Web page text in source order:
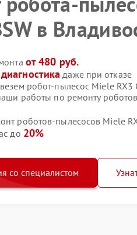
в
от 480 руб.
даже при отказе
робот-пылесос Miele RX3
работы по ремонту
роботов-пылесосов Miele
до 20%
со специалистом